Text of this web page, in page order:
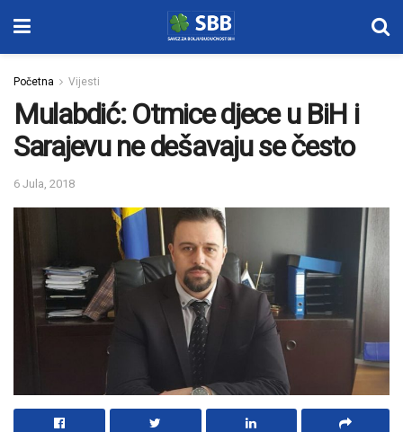
Početna Vijesti
Mulabdić: Otmice djece u BiH i
Sarajevu ne dešavaju se često
6 Jula, 2018